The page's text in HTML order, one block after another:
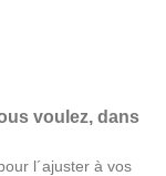
voulez, dans
l´ajuster à vos